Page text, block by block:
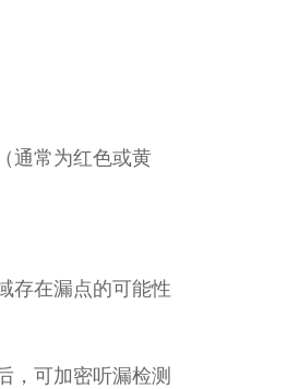
通常为红色或黄
存在漏点的可能性
，可加密听漏检测